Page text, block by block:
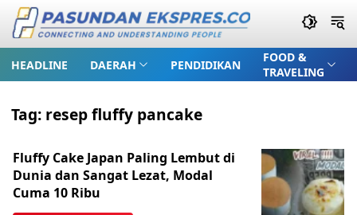
HEADLINE DAERAH PENDIDIKAN
FOOD &
TRAVELING
Tag: resep fluffy pancake
Fluffy Cake Japan Paling Lembut di
Dunia dan Sangat Lezat, Modal
Cuma 10 Ribu